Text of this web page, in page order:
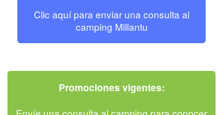
Clic aquí para enviar una consulta al
camping Millantu
Promociones vigentes: